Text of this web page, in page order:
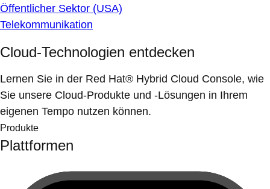
Öffentlicher Sektor (USA)
Telekommunikation
Cloud-Technologien entdecken
Lernen Sie in der Red Hat® Hybrid Cloud Console, wie
Sie unsere Cloud-Produkte und -Lösungen in Ihrem
eigenen Tempo nutzen können.
Produkte
Plattformen